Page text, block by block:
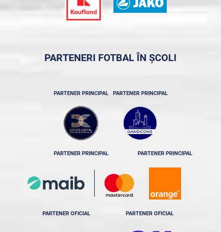
PARTENERI FOTBAL ÎN ȘCOLI
PARTENER PRINCIPAL PARTENER PRINCIPAL
PARTENER PRINCIPAL PARTENER PRINCIPAL
PARTENER OFICIAL PARTENER OFICIAL